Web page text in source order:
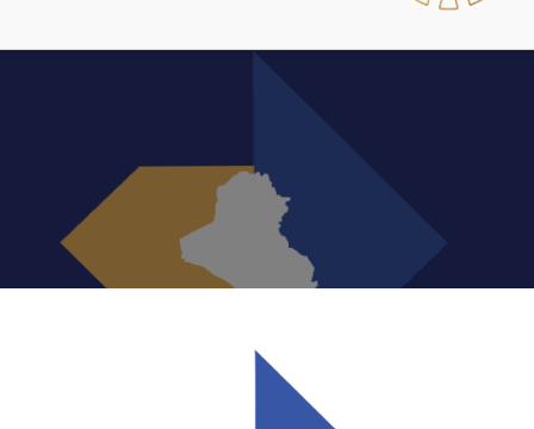
التقرير اليومي لتداولات سوق
حزيران 2026